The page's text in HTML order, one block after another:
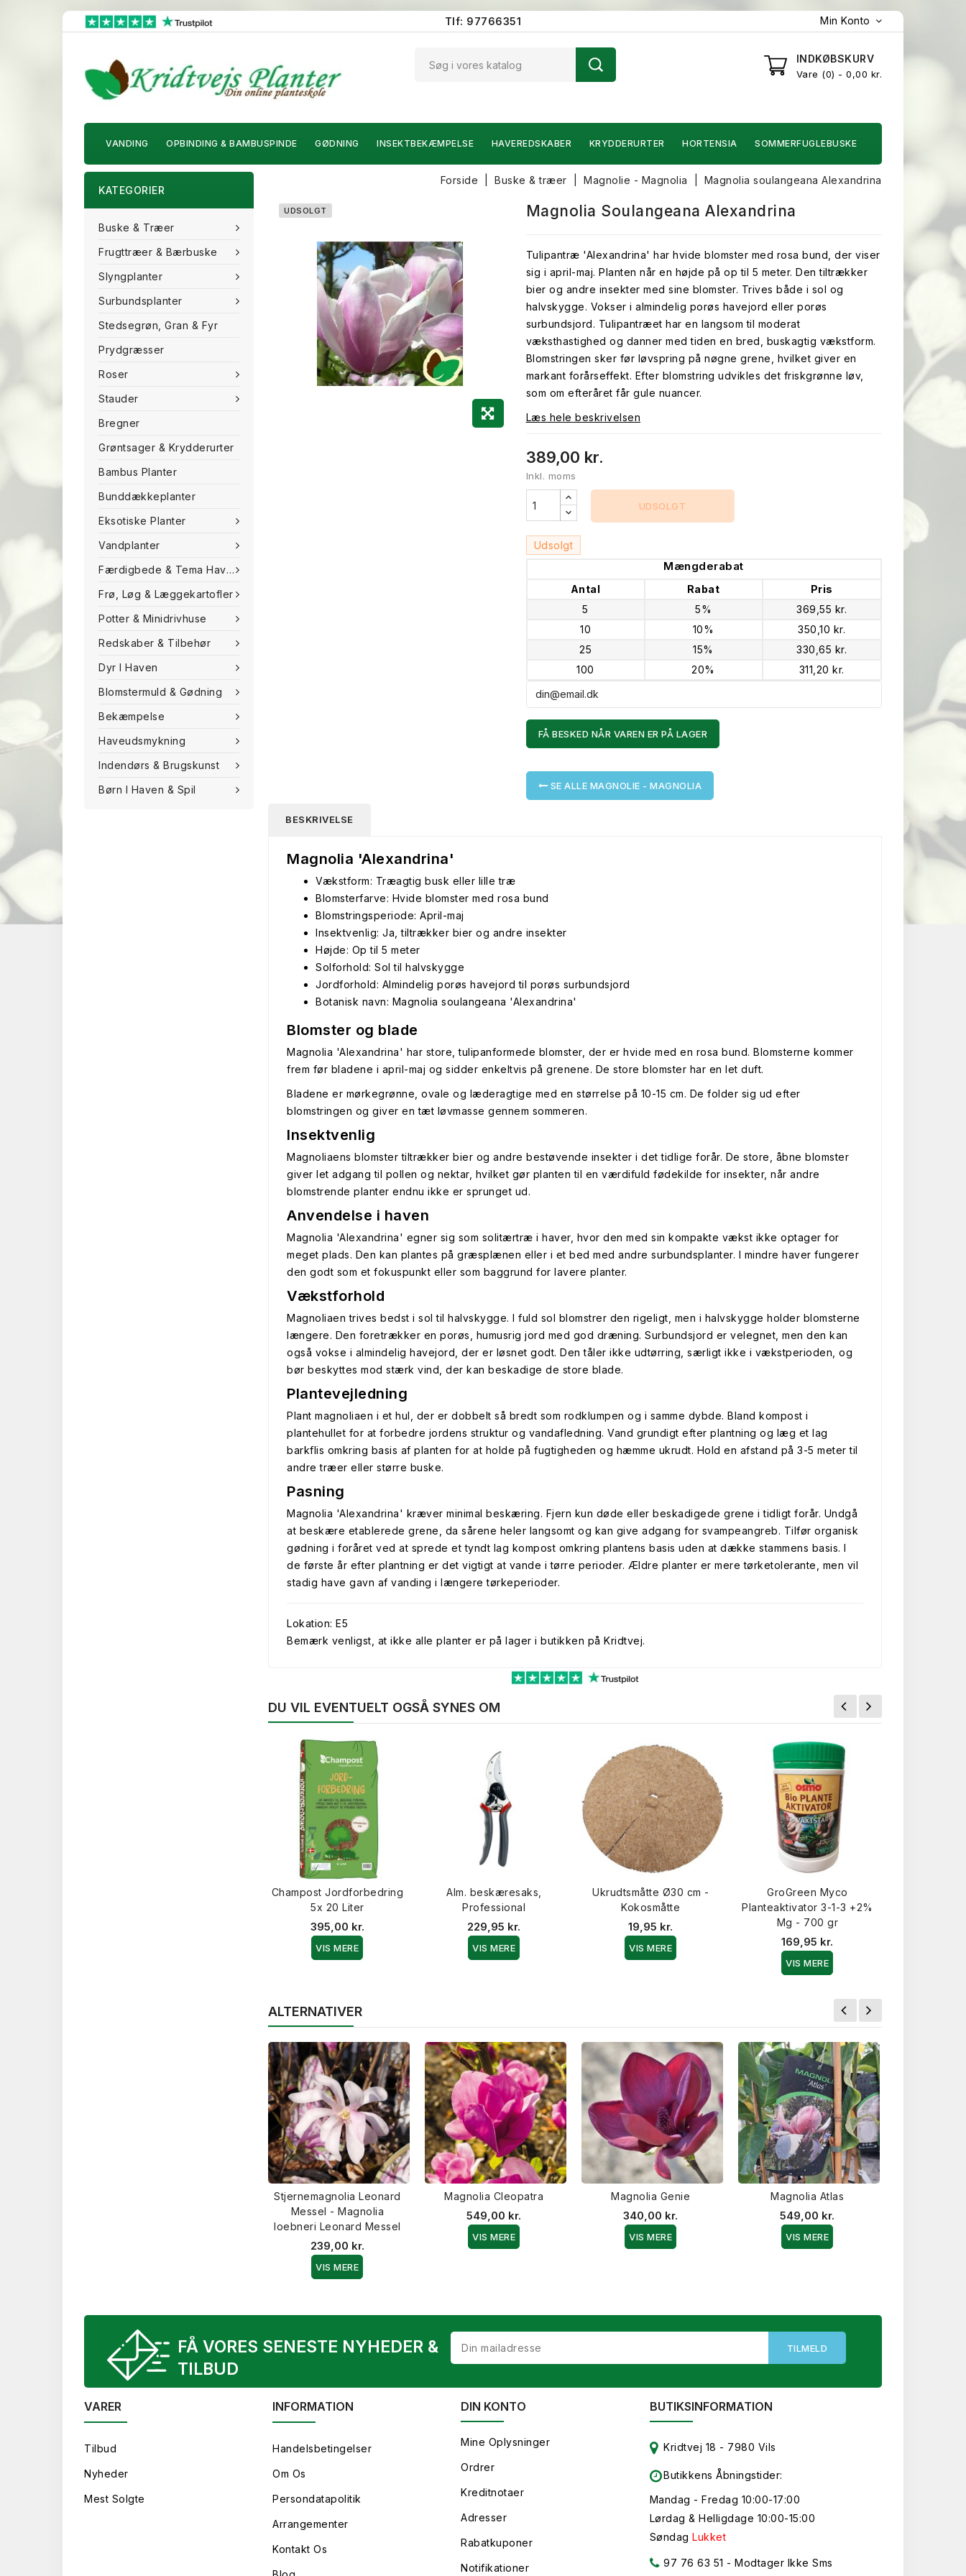
Tlf: 97766351 Min Konto
INDKØBSKURV
Vare 0 - 0,00 kr.
VANDING OPBINDING & BAMBUSPINDE GØDNING INSEKTBEKÆMPELSE HAVEREDSKABER KRYDDERURTER HORTENSIA SOMMERFUGLEBUSKE
KATEGORIER
Buske & Træer
Frugttræer & Bærbuske
Slyngplanter
Surbundsplanter
Stedsegrøn, Gran & Fyr
Prydgræsser
Roser
Stauder
Bregner
Grøntsager & Krydderurter
Bambus Planter
Bunddækkeplanter
Eksotiske Planter
Vandplanter
Færdigbede & Tema Haven
Frø, Løg & Læggekartofler
Potter & Minidrivhuse
Redskaber & Tilbehør
Dyr I Haven
Blomstermuld & Gødning
Bekæmpelse
Haveudsmykning
Indendørs & Brugskunst
Børn I Haven & Spil
Forside Buske & træer Magnolie - Magnolia Magnolia soulangeana Alexandrina
UDSOLGT Magnolia Soulangeana Alexandrina
Tulipantræ 'Alexandrina' har hvide blomster med rosa bund, der viser
sig i april-maj. Planten når en højde på op til 5 meter. Den tiltrækker
bier og andre insekter med sine blomster. Trives både i sol og
halvskygge. Vokser i almindelig porøs havejord eller porøs
surbundsjord. Tulipantræet har en langsom til moderat
væksthastighed og danner med tiden en bred, buskagtig vækstform.
Blomstringen sker før løvspring på nøgne grene, hvilket giver en
markant forårseffekt. Efter blomstring udvikles det friskgrønne løv,
som om efteråret får gule nuancer.
Læs hele beskrivelsen
389,00 kr.
Inkl. moms
UDSOLGT
Udsolgt
Mængderabat
Antal Rabat
Pris
5
5%
369,55 kr.
10
10%
350,10 kr.
25
15%
330,65 kr.
100
20% 311,20 kr.
FÅ BESKED NÅR VAREN ER PÅ LAGER
SE ALLE MAGNOLIE - MAGNOLIA
BESKRIVELSE
Magnolia 'Alexandrina'
Vækstform: Træagtig busk eller lille træ
Blomsterfarve: Hvide blomster med rosa bund
Blomstringsperiode: April-maj
Insektvenlig: Ja, tiltrækker bier og andre insekter
Højde: Op til 5 meter
Solforhold: Sol til halvskygge
Jordforhold: Almindelig porøs havejord til porøs surbundsjord
Botanisk navn: Magnolia soulangeana 'Alexandrina'
Blomster og blade
Magnolia 'Alexandrina' har store, tulipanformede blomster, der er hvide med en rosa bund. Blomsterne kommer
frem før bladene i april-maj og sidder enkeltvis på grenene. De store blomster har en let duft.
Bladene er mørkegrønne, ovale og læderagtige med en størrelse på 10-15 cm. De folder sig ud efter
blomstringen og giver en tæt løvmasse gennem sommeren.
Insektvenlig
Magnoliaens blomster tiltrækker bier og andre bestøvende insekter i det tidlige forår. De store, åbne blomster
giver let adgang til pollen og nektar, hvilket gør planten til en værdifuld fødekilde for insekter, når andre
blomstrende planter endnu ikke er sprunget ud.
Anvendelse i haven
Magnolia 'Alexandrina' egner sig som solitærtræ i haver, hvor den med sin kompakte vækst ikke optager for
meget plads. Den kan plantes på græsplænen eller i et bed med andre surbundsplanter. I mindre haver fungerer
den godt som et fokuspunkt eller som baggrund for lavere planter.
Vækstforhold
Magnoliaen trives bedst i sol til halvskygge. I fuld sol blomstrer den rigeligt, men i halvskygge holder blomsterne
længere. Den foretrækker en porøs, humusrig jord med god dræning. Surbundsjord er velegnet, men den kan
også vokse i almindelig havejord, der er løsnet godt. Den tåler ikke udtørring, særligt ikke i vækstperioden, og
bør beskyttes mod stærk vind, der kan beskadige de store blade.
Plantevejledning
Plant magnoliaen i et hul, der er dobbelt så bredt som rodklumpen og i samme dybde. Bland kompost i
plantehullet for at forbedre jordens struktur og vandafledning. Vand grundigt efter plantning og læg et lag
barkflis omkring basis af planten for at holde på fugtigheden og hæmme ukrudt. Hold en afstand på 3-5 meter til
andre træer eller større buske.
Pasning
Magnolia 'Alexandrina' kræver minimal beskæring. Fjern kun døde eller beskadigede grene i tidligt forår. Undgå
at beskære etablerede grene, da sårene heler langsomt og kan give adgang for svampeangreb. Tilfør organisk
gødning i foråret ved at sprede et tyndt lag kompost omkring plantens basis uden at dække stammens basis. I
de første år efter plantning er det vigtigt at vande i tørre perioder. Ældre planter er mere tørketolerante, men vil
stadig have gavn af vanding i længere tørkeperioder.
Lokation: E5
Bemærk venligst, at ikke alle planter er på lager i butikken på Kridtvej.
DU VIL EVENTUELT OGSÅ SYNES OM
Champost Jordforbedring
5x 20 Liter
395,00 kr.
VIS MERE
Alm. beskæresaks,
Professional
229,95 kr.
VIS MERE
Ukrudtsmåtte Ø30 cm -
Kokosmåtte
19,95 kr.
VIS MERE
GroGreen Myco
Planteaktivator 3-1-3 +2%
Mg - 700 gr
169,95 kr.
VIS MERE
ALTERNATIVER
Stjernemagnolia Leonard
Messel - Magnolia
loebneri Leonard Messel
239,00 kr.
VIS MERE
Magnolia Cleopatra
549,00 kr.
VIS MERE
Magnolia Genie
340,00 kr.
VIS MERE
Magnolia Atlas
549,00 kr.
VIS MERE
FÅ VORES SENESTE NYHEDER &
TILBUD
VARER
Tilbud
Nyheder
Mest Solgte
INFORMATION
Handelsbetingelser
Om Os
Persondatapolitik
Arrangementer
Kontakt Os
DIN KONTO
Mine Oplysninger
Ordrer
Kreditnotaer
Adresser
Rabatkuponer
Notifikationer
BUTIKSINFORMATION
Kridtvej 18 - 7980 Vils
Butikkens Åbningstider:
Mandag - Fredag 10:00-17:00
Lørdag & Helligdage 10:00-15:00
SøndagLukket
97 76 63 51 - Modtager Ikke Sms